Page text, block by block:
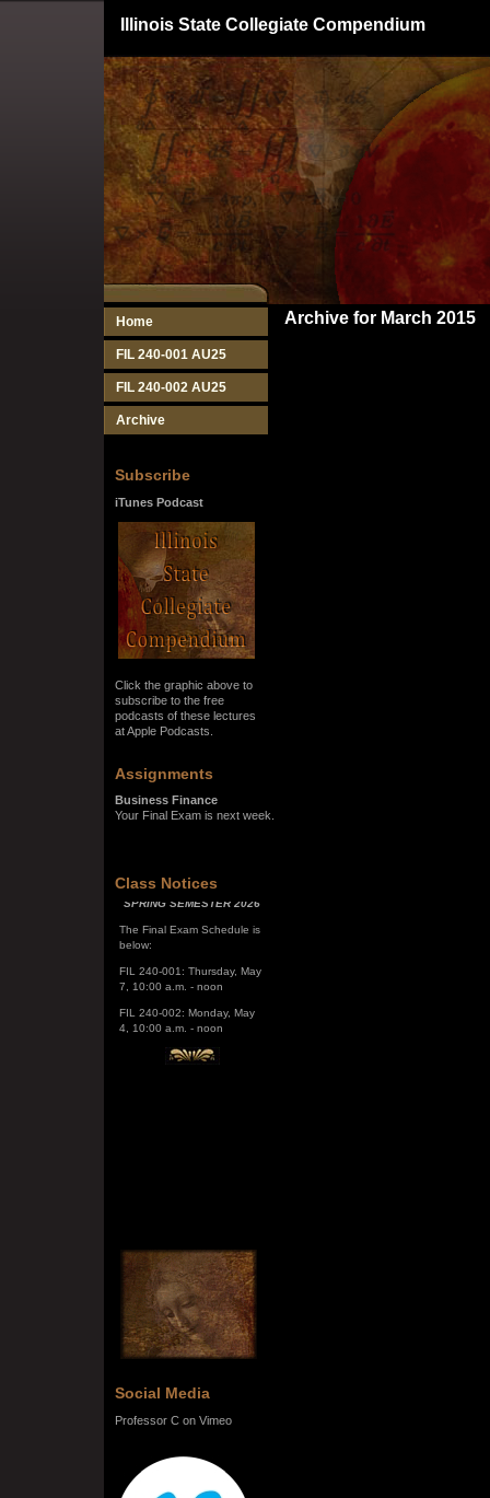
Illinois State Collegiate Compendium
Home
FIL 240-001 AU25
FIL 240-002 AU25
Archive
Subscribe
iTunes Podcast
Click the graphic above to
subscribe to the free
podcasts of these lectures
at Apple Podcasts.
Assignments
Business Finance
Your Final Exam is next week.
Class Notices
SPRING SEMESTER 2026
The Final Exam Schedule is
FIL 240-001: Thursday, May
FIL 240-002: Monday, May
Social Media
Professor C on Vimeo
Archive for March 2015